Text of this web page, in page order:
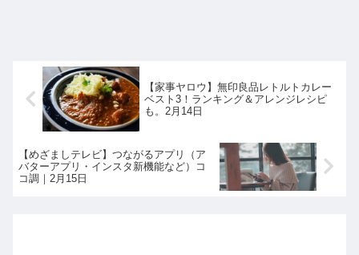
【家事ヤロウ】無印良品レトルトカレー
ベスト3！ランキング＆アレンジレシピ
も。2月14日
【めざましテレビ】つながるアプリ（ア
バターアプリ・インスタ新機能など）コ
コ調｜2月15日